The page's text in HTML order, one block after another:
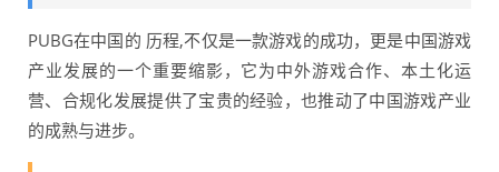
PUBG在中国的 历程,不仅是一款游戏的成功，更是中国游戏
产业发展的一个重要缩影，它为中外游戏合作、本土化运
营、合规化发展提供了宝贵的经验，也推动了中国游戏产业
的成熟与进步。